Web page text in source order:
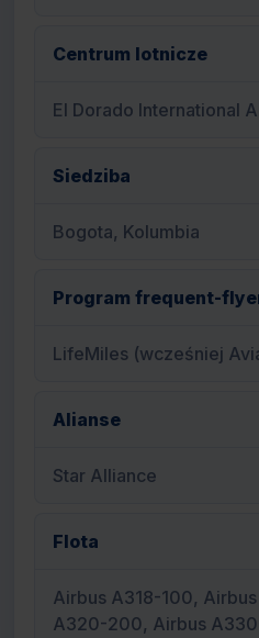
Centrum lotnicze
El Dorado International
Siedziba
Bogota, Kolumbia
Program frequent-
LifeMiles (wcześniej
Alianse
Star Alliance
Flota
Airbus A318-100,
A320-200, Airbus